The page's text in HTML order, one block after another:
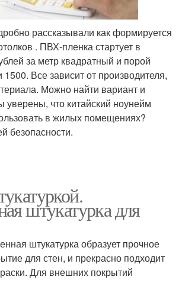
рассказывали как формируется
. ПВХ-пленка стартует в
за метр квадратный и порой
1500. Все зависит от производителя,
Можно найти вариант и
что китайский ноунейм
в жилых помещениях?
безопасности.
штукатурка для
штукатурка образует прочное
для стен, и прекрасно подходит
Для внешних покрытий